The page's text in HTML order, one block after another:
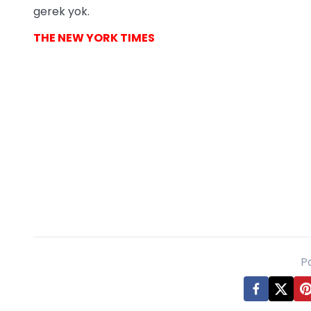
gerek yok.
THE NEW YORK TIMES